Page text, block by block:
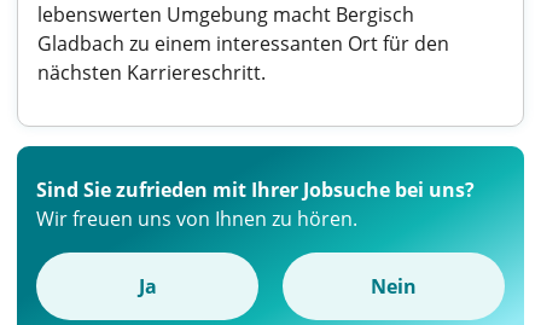
lebenswerten Umgebung macht Bergisch
Gladbach zu einem interessanten Ort für den
nächsten Karriereschritt.
Sind Sie zufrieden mit Ihrer Jobsuche bei uns?
Wir freuen uns von Ihnen zu hören.
Ja Nein